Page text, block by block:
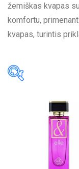
Naujiena (7)
Populiariausi (0)
Lion Francesco
(0)
Alfred Verne
Alhambra(3)
žemiškas kvapas
komfortu,
kvapas, turintis
Kategorija
Uncategorized
Keretoja(35)